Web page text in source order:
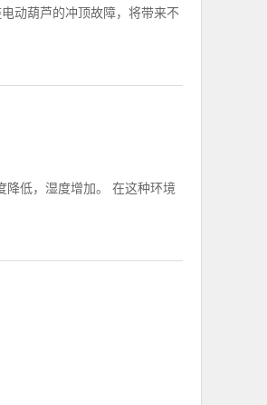
动葫芦的冲顶故障，将带来不
降低，湿度增加。 在这种环境